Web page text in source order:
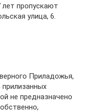
лет пропускают
улица, 6.
Приладожья,
не предназначено